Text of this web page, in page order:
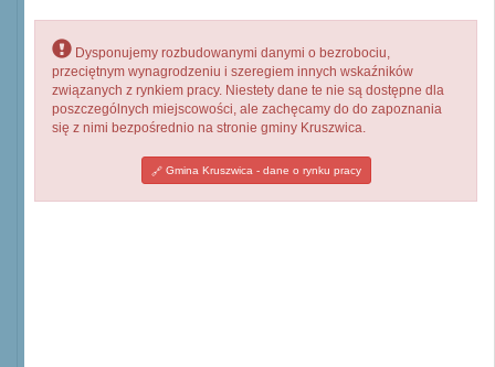
Dysponujemy rozbudowanymi danymi o bezrobociu,
przeciętnym wynagrodzeniu i szeregiem innych wskaźników
związanych z rynkiem pracy. Niestety dane te nie są dostępne dla
poszczególnych miejscowości, ale zachęcamy do do zapoznania
się z nimi bezpośrednio na stronie gminy Kruszwica.
Gmina Kruszwica - dane o rynku pracy